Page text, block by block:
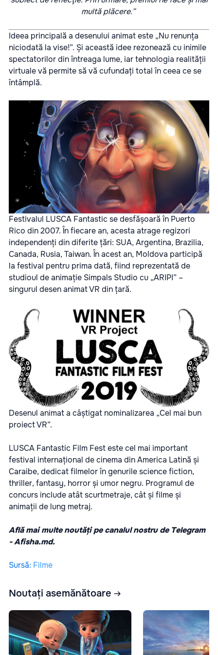
multă plăcere.”
Ideea principală a desenului animat este „Nu renunța
niciodată la vise!”. Și această idee rezonează cu inimile
spectatorilor din întreaga lume, iar tehnologia realității
virtuale vă permite să vă cufundați total în ceea ce se
întâmplă.
Festivalul LUSCA Fantastic se desfășoară în Puerto
Rico din 2007. În fiecare an, acesta atrage regizori
independenți din diferite țări: SUA, Argentina, Brazilia,
Canada, Rusia, Taiwan. În acest an, Moldova participă
la festival pentru prima dată, fiind reprezentată de
studioul de animație Simpals Studio cu „ARIPI” –
singurul desen animat VR din țară.
Desenul animat a câștigat nominalizarea „Cel mai bun
proiect VR”.
LUSCA Fantastic Film Festeste cel mai important
festival internațional de cinema din America Latină și
Caraibe, dedicat filmelor în genurile science fiction,
thriller, fantasy, horror și umor negru. Programul de
concurs include atât scurtmetraje, cât și filme și
animații de lung metraj.
Află mai multe noutăți pe canalul nostru de Telegram
-Afisha.md.
Sursă: Filme
Noutați asemănătoare